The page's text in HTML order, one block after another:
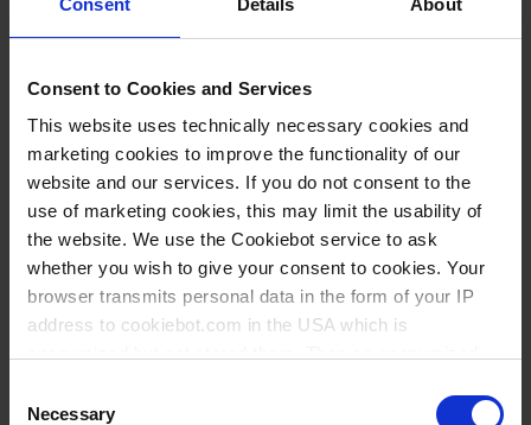
Consent to Cookies and Services
This website uses technically necessary cookies and
marketing cookies to improve the functionality of our
website and our services. If you do not consent to the
use of marketing cookies, this may limit the usability of
the website. We use the Cookiebot service to ask
whether you wish to give your consent to cookies. Your
browser transmits personal data in the form of your IP
address to cookiebot.com in the USA which is
follow your cookie preferences for future page visits. The
Selection
Necessary
2
95,05 €